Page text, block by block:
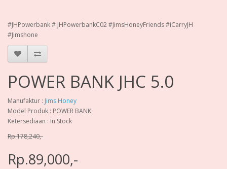
#JHPowerbank # JHPowerbankC02 #JimsHoneyFriends #iCarryJH
#Jimshone
POWER BANK JHC 5.0
Manufaktur : Jims Honey
Model Produk : POWER BANK
Ketersediaan : In Stock
Rp.178,240,-
Rp.89,000,-